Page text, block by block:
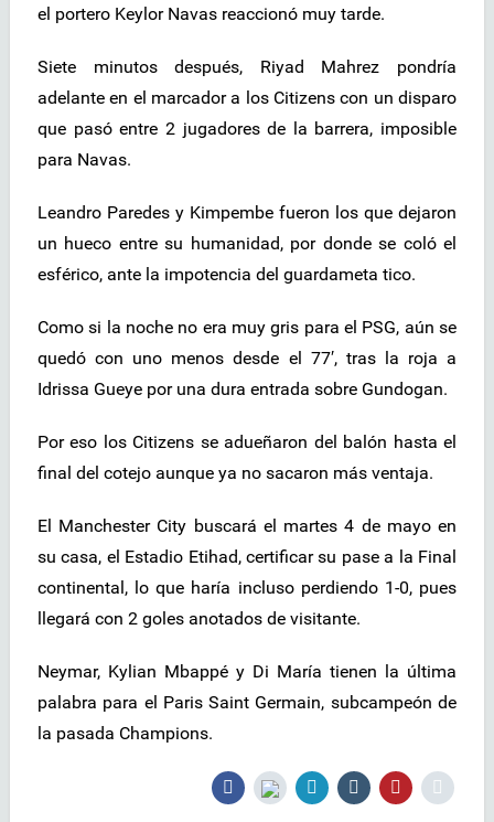
el portero Keylor Navas reaccionó muy tarde.
Siete minutos después, Riyad Mahrez pondría
adelante en el marcador a los Citizens con un disparo
que pasó entre 2 jugadores de la barrera, imposible
para Navas.
Leandro Paredes y Kimpembe fueron los que dejaron
un hueco entre su humanidad, por donde se coló el
esférico, ante la impotencia del guardameta tico.
Como si la noche no era muy gris para el PSG, aún se
quedó con uno menos desde el 77′, tras la roja a
Idrissa Gueye por una dura entrada sobre Gundogan.
Por eso los Citizens se adueñaron del balón hasta el
final del cotejo aunque ya no sacaron más ventaja.
El Manchester City buscará el martes 4 de mayo en
su casa, el Estadio Etihad, certificar su pase a la Final
continental, lo que haría incluso perdiendo 1-0, pues
llegará con 2 goles anotados de visitante.
Neymar, Kylian Mbappé y Di María tienen la última
palabra para el Paris Saint Germain, subcampeón de
la pasada Champions.